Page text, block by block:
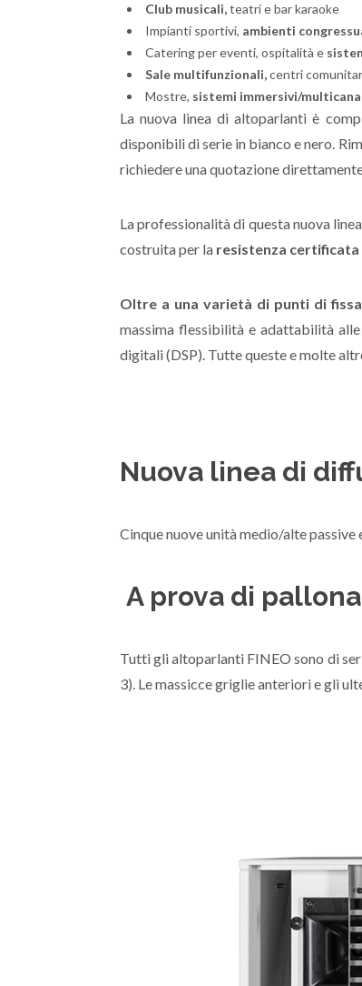
Club musicali,teatri e bar karaoke
Impianti sportivi, ambienti
Catering per eventi, ospitalità e
Sale multifunzionali,centri
Mostre, sistemi immersivi/
La nuova linea di altoparlanti è
disponibili di serie in bianco e nero.
richiedere una quotazione
La professionalità di questa nuova
costruita per la resistenza
Oltre a una varietà di punti di
massima flessibilità e adattabilità
digitali (DSP). Tutte queste e molte
Nuova linea di
Cinque nuove unità medio/alte
A prova di
Tutti gli altoparlanti FINEO sono di
3). Le massicce griglie anteriori e gli